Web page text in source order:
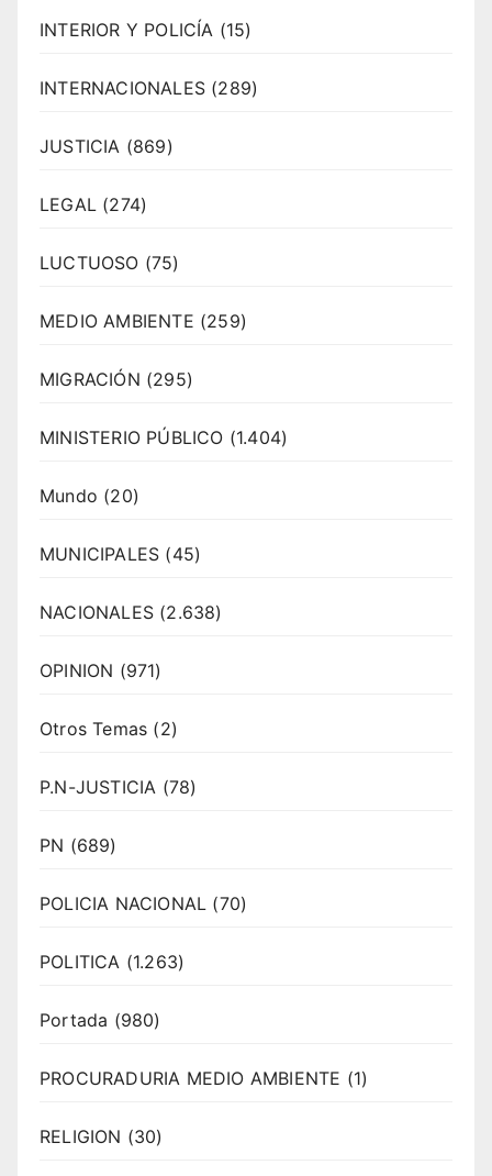
INTERIOR Y POLICÍA (15)
INTERNACIONALES (289)
JUSTICIA (869)
LEGAL (274)
LUCTUOSO (75)
MEDIO AMBIENTE (259)
MIGRACIÓN (295)
MINISTERIO PÚBLICO (1.404)
Mundo (20)
MUNICIPALES (45)
NACIONALES (2.638)
OPINION (971)
Otros Temas (2)
P.N-JUSTICIA (78)
PN (689)
POLICIA NACIONAL (70)
POLITICA (1.263)
Portada (980)
PROCURADURIA MEDIO AMBIENTE (1)
RELIGION (30)